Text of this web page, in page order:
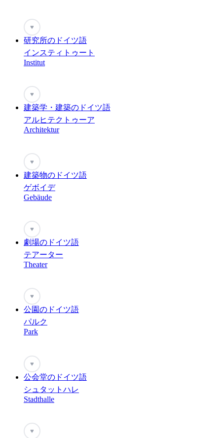
♥
研究所のドイツ語
インスティトゥート
Institut
♥
建築学・建築のドイツ語
アルヒテクトゥーア
Architektur
♥
建築物のドイツ語
ゲボイデ
Gebäude
♥
劇場のドイツ語
テアーター
Theater
♥
公園のドイツ語
パルク
Park
♥
公会堂のドイツ語
シュタットハレ
Stadthalle
♥